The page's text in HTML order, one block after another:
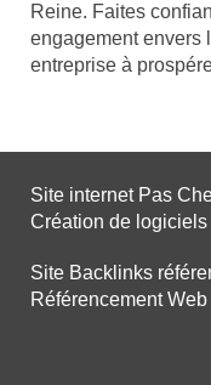
Reine. Faites
engagement envers
entreprise à
Site internet Pas
Création de
Site Backlinks
Référencement